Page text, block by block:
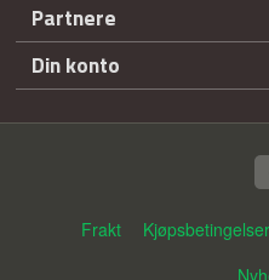
Partnere
Din konto
Frakt Kjøpsbetingelser